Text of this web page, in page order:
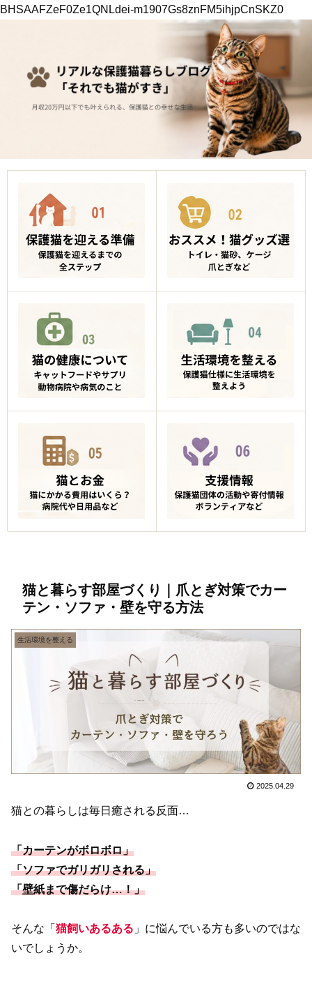
BHSAAFZeF0Ze1QNLdei-m1907Gs8znFM5ihjpCnSKZ0
猫と暮らす部屋づくり｜爪とぎ対策でカー
テン・ソファ・壁を守る方法
生活環境を整える
2025.04.29
猫との暮らしは毎日癒される反面…
「カーテンがボロボロ」
「ソファでガリガリされる」
「壁紙まで傷だらけ…！」
そんな「 猫飼いあるある 」に悩んでいる方も多いのではな
いでしょうか。